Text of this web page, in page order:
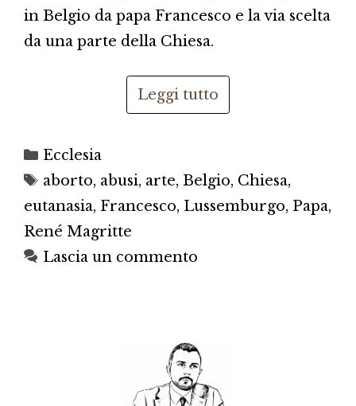
in Belgio da papa Francesco e la via scelta
da una parte della Chiesa.
Leggi tutto
Categorie
Ecclesia
Tag
aborto, abusi, arte, Belgio, Chiesa,
eutanasia, Francesco, Lussemburgo, Papa,
René Magritte
Lascia un commento